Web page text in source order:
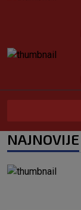
NAJNOVIJE